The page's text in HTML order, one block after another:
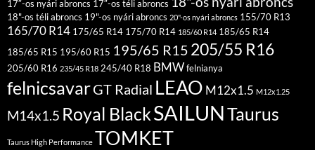
17″-os nyári abroncs 17″-os téli abroncs
18"-os téli abroncs 19"-os nyári abroncs 20"-os nyári abroncs 155/70 R13
165/70 R14 175/65 R14 175/70 R14 185/60 R14 185/65 R14
185/65 R15 195/60 R15 195/65 R15 205/55 R16
205/60 R16 235/45 R18 245/40 R18 BMWfelnianya
felnicsavarGT Radial LEAO M12x1.5 M12x1.25
M14x1.5 Royal BlackSAILUNTaurus
Taurus High Performance TOMKET